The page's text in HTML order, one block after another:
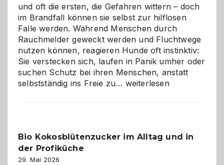
und oft die ersten, die Gefahren wittern – doch
im Brandfall können sie selbst zur hilflosen
Falle werden. Während Menschen durch
Rauchmelder geweckt werden und Fluchtwege
nutzen können, reagieren Hunde oft instinktiv:
Sie verstecken sich, laufen in Panik umher oder
suchen Schutz bei ihren Menschen, anstatt
selbstständig ins Freie zu… Wenn
Gefahr
weiterlesen
Bio Kokosblütenzucker im Alltag und in
der Profiküche
29. Mai 2026